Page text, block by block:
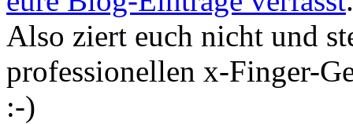
Also ziert euch nicht und
professionellen x-Finger-
:-)